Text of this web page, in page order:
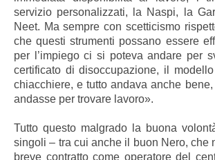
servizio personalizzati, la Naspi, la
Neet. Ma sempre con scetticismo
che questi strumenti possano essere
per l’impiego ci si poteva andare per
certificato di disoccupazione, il
chiacchiere, e tutto andava anche
andasse per trovare lavoro».
Tutto questo malgrado la buona
singoli – tra cui anche il buon Nero, che
breve contratto come operatore del